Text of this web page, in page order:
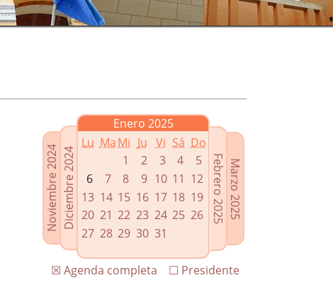
Noviembre 2024Diciembre 2024
Enero 2025
Lu MaMi Ju Vi Sá Do
1
2 3 4
5
6
7 8 9 10 11 12
13 14 15 16 17 18 19
20 21 22 23 24 25 26
27 28 29 30 31
Marzo 2025
Febrero 2025
☐ Presidente
☒ Agenda completa